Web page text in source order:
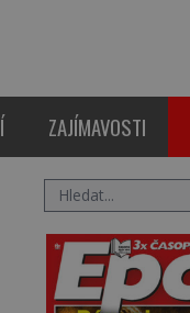
ZAJÍMAVOSTI